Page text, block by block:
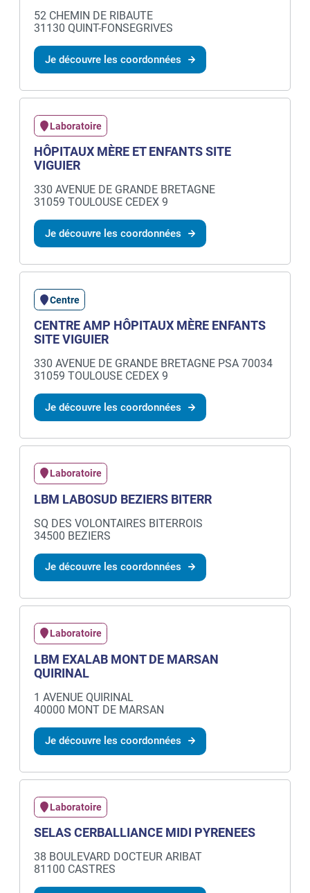
52 CHEMIN DE RIBAUTE
31130 QUINT-FONSEGRIVES
Je découvre les coordonnées
Laboratoire
HÔPITAUX MÈRE ET ENFANTS SITE
VIGUIER
330 AVENUE DE GRANDE BRETAGNE
31059 TOULOUSE CEDEX 9
Je découvre les coordonnées
Centre
CENTRE AMP HÔPITAUX MÈRE ENFANTS
SITE VIGUIER
330 AVENUE DE GRANDE BRETAGNE PSA 70034
31059 TOULOUSE CEDEX 9
Je découvre les coordonnées
Laboratoire
LBM LABOSUD BEZIERS BITERR
SQ DES VOLONTAIRES BITERROIS
34500 BEZIERS
Je découvre les coordonnées
Laboratoire
LBM EXALAB MONT DE MARSAN
QUIRINAL
1 AVENUE QUIRINAL
40000 MONT DE MARSAN
Je découvre les coordonnées
Laboratoire
SELAS CERBALLIANCE MIDI PYRENEES
38 BOULEVARD DOCTEUR ARIBAT
81100 CASTRES